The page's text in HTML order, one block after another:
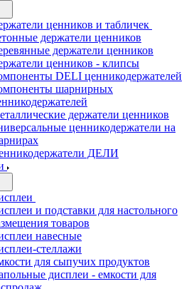
ценников и табличек
держатели ценников
держатели ценников
ценников - клипсы
DELI ценникодержателей
шарнирных
держатели ценников
ценникодержатели на
ДЕЛИ
и подставки для настольного
товаров
навесные
стеллажи
для сыпучих продуктов
дисплеи - емкости для